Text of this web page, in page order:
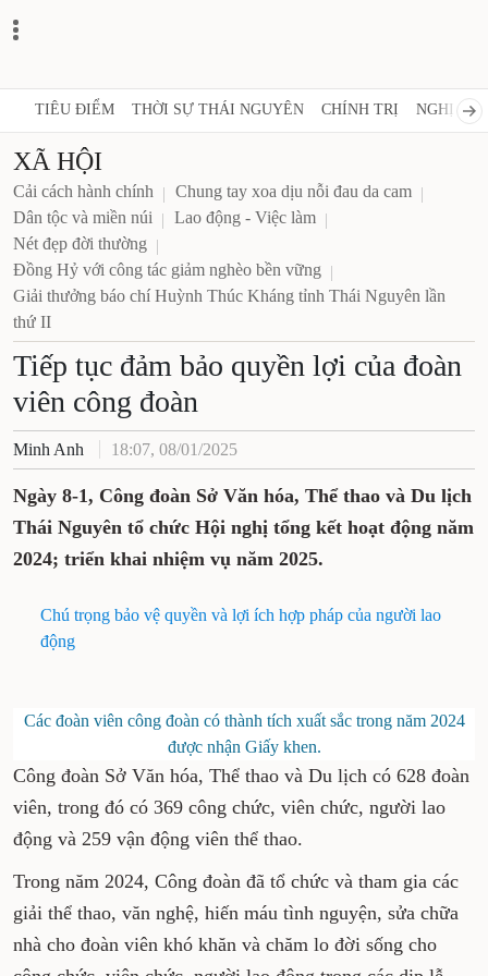
TIÊU ĐIỂM THỜI SỰ THÁI NGUYÊN CHÍNH TRỊ NGHỊ
XÃ HỘI
Cải cách hành chính
Chung tay xoa dịu nỗi đau da cam
Dân tộc và miền núi
Lao động - Việc làm
Nét đẹp đời thường
Đồng Hỷ với công tác giảm nghèo bền vững
Giải thưởng báo chí Huỳnh Thúc Kháng tỉnh Thái Nguyên lần
thứ II
Tiếp tục đảm bảo quyền lợi của đoàn
viên công đoàn
Minh Anh 18:07, 08/01/2025
Ngày 8-1, Công đoàn Sở Văn hóa, Thể thao và Du lịch
Thái Nguyên tổ chức Hội nghị tổng kết hoạt động năm
2024; triển khai nhiệm vụ năm 2025.
Chú trọng bảo vệ quyền và lợi ích hợp pháp của người lao
động
Các đoàn viên công đoàn có thành tích xuất sắc trong năm 2024
được nhận Giấy khen.
Công đoàn Sở Văn hóa, Thể thao và Du lịch có 628 đoàn
viên, trong đó có 369 công chức, viên chức, người lao
động và 259 vận động viên thể thao.
Trong năm 2024, Công đoàn đã tổ chức và tham gia các
giải thể thao, văn nghệ, hiến máu tình nguyện, sửa chữa
nhà cho đoàn viên khó khăn và chăm lo đời sống cho